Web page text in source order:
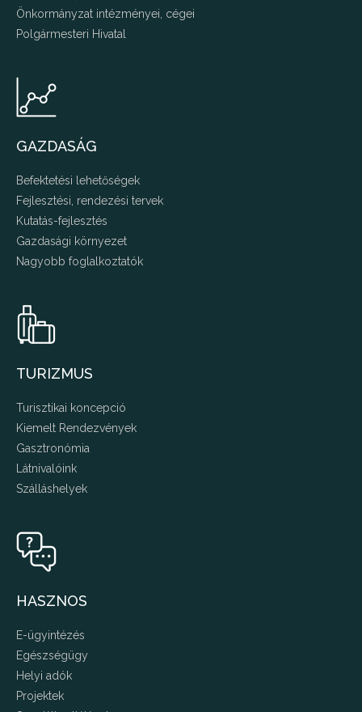
Önkormányzat intézményei, cégei
Polgármesteri Hivatal
GAZDASÁG
Befektetési lehetőségek
Fejlesztési, rendezési tervek
Kutatás-fejlesztés
Gazdasági környezet
Nagyobb foglalkoztatók
TURIZMUS
Turisztikai koncepció
Kiemelt Rendezvények
Gasztronómia
Látnivalóink
Szálláshelyek
HASZNOS
E-ügyintézés
Egészségügy
Helyi adók
Projektek